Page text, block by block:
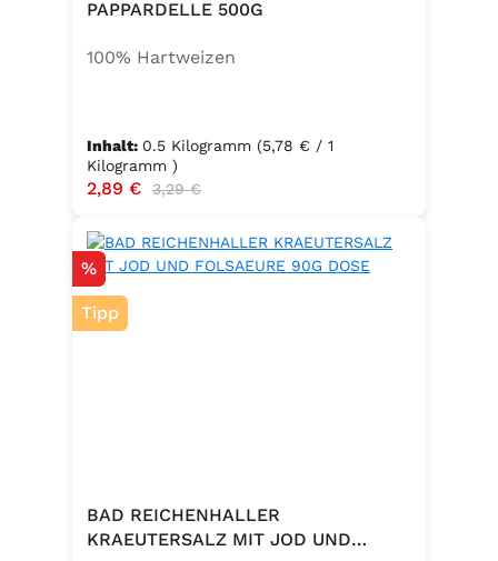
PAPPARDELLE 500G
100% Hartweizen
Inhalt: 0.5 Kilogramm (5,78 € / 1
Kilogramm )
Verkaufspreis:
2,89 € Regulärer Preis:
3,29 €
Rabatt
%
Tipp
BAD REICHENHALLER
KRAEUTERSALZ MIT JOD UND